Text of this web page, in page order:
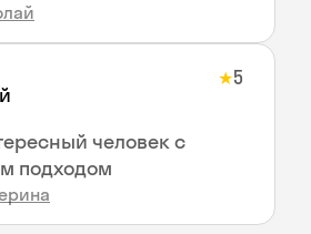
★5
человек с
подходом